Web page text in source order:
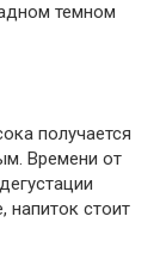
темном
получается
Времени от
напиток стоит